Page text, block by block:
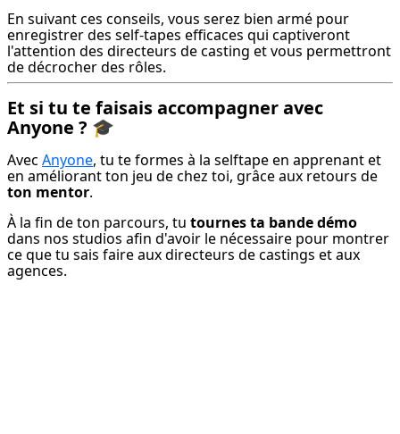
En suivant ces conseils, vous serez bien armé pour
enregistrer des self-tapes efficaces qui captiveront
l'attention des directeurs de casting et vous permettront
de décrocher des rôles.
Et si tu te faisais accompagner avec
Anyone ? 🎓
Avec Anyone, tu te formes à la selftape en apprenant et
ton mentor.
À la fin de ton parcours, tu tournes ta bande démo
dans nos studios afin d'avoir le nécessaire pour montrer
ce que tu sais faire aux directeurs de castings et aux
agences.